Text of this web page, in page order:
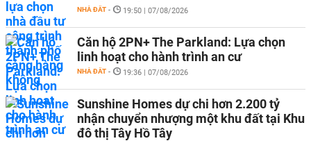
NHÀ ĐẤT - 19:50 | 07/08/2026
Căn hộ 2PN+ The Parkland: Lựa chọn
linh hoạt cho hành trình an cư
NHÀ ĐẤT - 19:36 | 07/08/2026
Sunshine Homes dự chi hơn 2.200 tỷ
nhận chuyển nhượng một khu đất tại Khu
đô thị Tây Hồ Tây